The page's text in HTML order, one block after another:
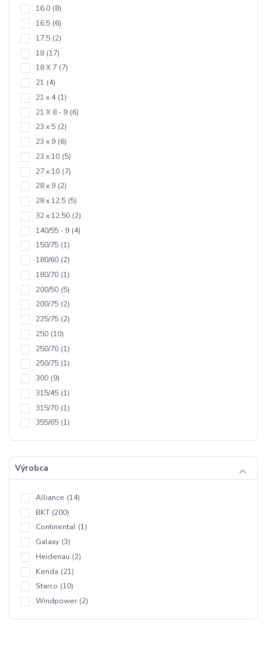
16,0 (8)
16,5 (6)
17,5 (2)
18 (17)
18 X 7 (7)
21 (4)
21 x 4 (1)
21 X 8 - 9 (6)
23 x 5 (2)
23 x 9 (6)
23 x 10 (5)
27 x 10 (7)
28 x 9 (2)
28 x 12.5 (5)
32 x 12,50 (2)
140/55 - 9 (4)
150/75 (1)
180/60 (2)
180/70 (1)
200/50 (5)
200/75 (2)
225/75 (2)
250 (10)
250/70 (1)
250/75 (1)
300 (9)
315/45 (1)
315/70 (1)
355/65 (1)
Výrobca
Alliance (14)
BKT (200)
Continental (1)
Galaxy (3)
Heidenau (2)
Kenda (21)
Starco (10)
Windpower (2)